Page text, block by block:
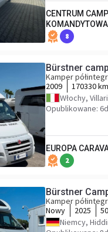
CENTRUM
KOMANDYTOWA
8
Bürstner
Kamper
2009
170330 km
Włochy,
Opublikowane:
EUROPA
2
Bürstner
Kamper
Nowy
2025
Niemcy,